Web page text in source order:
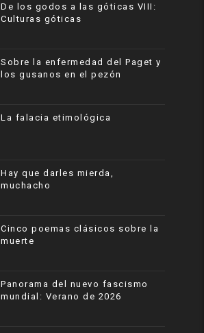
De los godos a las góticas VIII:
Culturas góticas
Sobre la enfermedad del Paget y
los gusanos en el pezón
La falacia etimológica
Hay que darles mierda,
muchacho
Cinco poemas clásicos sobre la
muerte
Panorama del nuevo fascismo
mundial: Verano de 2026